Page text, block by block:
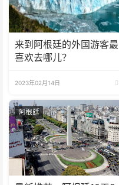
来到阿根廷的外国游客最
喜欢去哪儿？
2023年02月14日
阿根廷